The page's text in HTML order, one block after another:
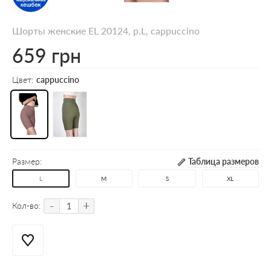
Шорты женские EL 20124, р.L, cappuccino
659 грн
Цвет: cappuccino
Размер: Таблица размеров
L M S XL
Кол-во: - +